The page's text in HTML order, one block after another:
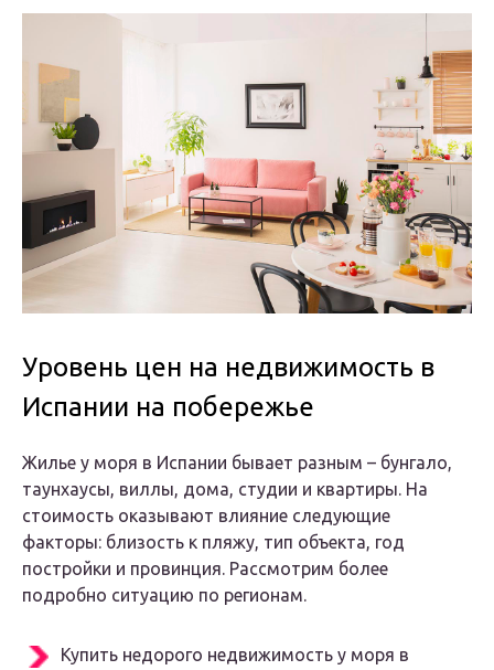
Уровень цен на недвижимость в
Испании на побережье
Жилье у моря в Испании бывает разным – бунгало,
таунхаусы, виллы, дома, студии и квартиры. На
стоимость оказывают влияние следующие
факторы: близость к пляжу, тип объекта, год
постройки и провинция. Рассмотрим более
подробно ситуацию по регионам.
Купить недорого недвижимость у моря в